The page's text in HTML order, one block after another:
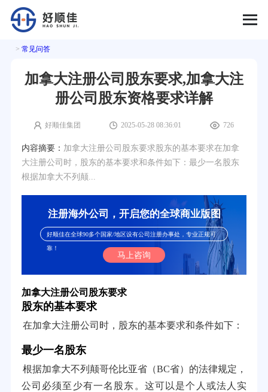
> 常见问答
加拿大注册公司股东要求,加拿大注
册公司股东资格要求详解
好顺佳集团 2025-05-28 08:36:01 726
内容摘要： 加拿大注册公司股东要求股东的基本要求在加拿
大注册公司时，股东的基本要求和条件如下：最少一名股东
根据加拿大不列颠...
注册海外公司，开启您的全球商业版图
好顺佳在全球90多个国家/地区设有公司注册办事处，专业正规可
靠！
马上咨询
加拿大注册公司股东要求
股东的基本要求
在加拿大注册公司时，股东的基本要求和条件如下：
最少一名股东
根据加拿大不列颠哥伦比亚省（BC省）的法律规定，
公司必须至少有一名股东。这可以是个人或法人实